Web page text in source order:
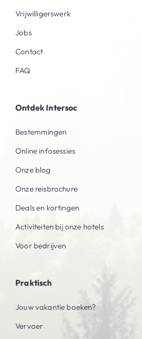
Vrijwilligerswerk
Jobs
Contact
FAQ
Ontdek Intersoc
Bestemmingen
Online infosessies
Onze blog
Onze reisbrochure
Deals en kortingen
Activiteiten bij onze hotels
Voor bedrijven
Praktisch
Jouw vakantie boeken?
Vervoer